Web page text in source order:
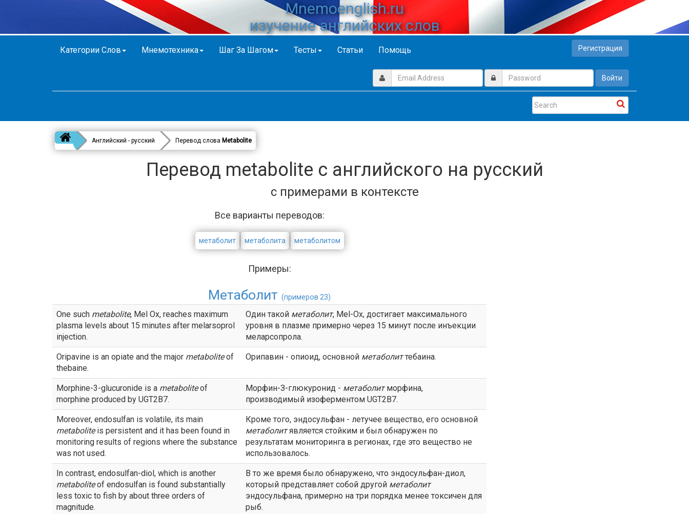
Mnemoenglish.ru
изучение английских слов
Категории Слов Мнемотехника Шаг За Шагом Тесты Статьи Помощь Регистрация
Войти
Английский - русский Перевод слова Metabolite
Перевод metabolite с английского на русский
с примерами в контексте
Все варианты переводов:
метаболит метаболита метаболитом
Примеры:
Метаболит(примеров 23)
One such metabolite, Mel Ox, reaches maximum
plasma levels about 15 minutes after melarsoprol
injection.
Один такой метаболит, Mel-Ox, достигает максимального
уровня в плазме примерно через 15 минут после инъекции
меларсопрола.
Oripavine is an opiate and the major metaboliteof
thebaine.
Орипавин - опиоид, основной метаболиттебаина.
Morphine-3-glucuronide is a metaboliteof
morphine produced by UGT2B7.
Морфин-З-глюкуронид - метаболитморфина,
производимый изоферментом UGT2B7.
Moreover, endosulfan is volatile, its main
metaboliteis persistent and it has been found in
monitoring results of regions where the substance
was not used.
Кроме того, эндосульфан - летучее вещество, его основной
метаболитявляется стойким и был обнаружен по
результатам мониторинга в регионах, где это вещество не
использовалось.
In contrast, endosulfan-diol, which is another
metaboliteof endosulfan is found substantially
less toxic to fish by about three orders of
magnitude.
В то же время было обнаружено, что эндосульфан-диол,
который представляет собой другой метаболит
эндосульфана, примерно на три порядка менее токсичен для
рыб.